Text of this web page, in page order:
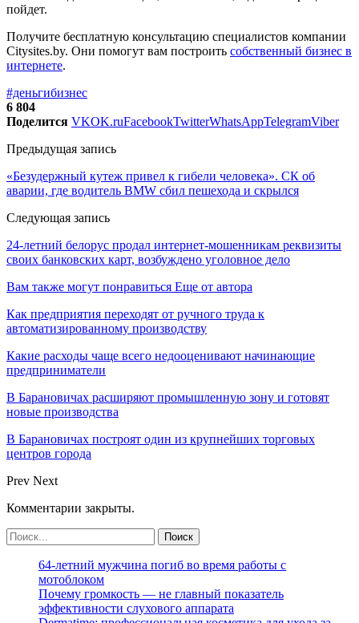
пойдет.
Получите бесплатную консультацию специалистов компании
Citysites.by. Они помогут вам построить собственный бизнес в
интернете.
#деньгибизнес
6 804
Поделится VKOK.ruFacebookTwitterWhatsAppTelegramViber
Предыдущая запись
«Безудержный кутеж привел к гибели человека». СК об
аварии, где водитель BMW сбил пешехода и скрылся
Следующая запись
24-летний белорус продал интернет-мошенникам реквизиты
своих банковских карт, возбуждено уголовное дело
Вам также могут понравиться Еще от автора
Как предприятия переходят от ручного труда к
автоматизированному производству
Какие расходы чаще всего недооценивают начинающие
предприниматели
В Барановичах расширяют промышленную зону и готовят
новые производства
В Барановичах построят один из крупнейших торговых
центров города
Prev Next
Комментарии закрыты.
64-летний мужчина погиб во время работы с
мотоблоком
Почему громкость — не главный показатель
эффективности слухового аппарата